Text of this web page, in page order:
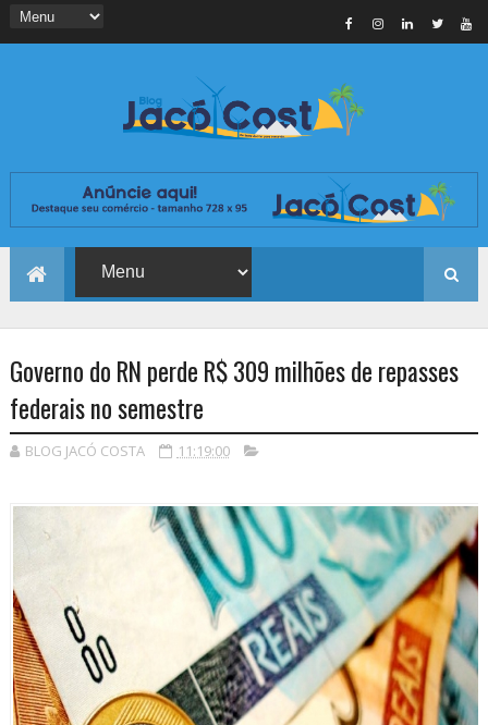
Governo do RN perde R$ 309 milhões de repasses
federais no semestre
BLOG JACÓ COSTA 11:19:00